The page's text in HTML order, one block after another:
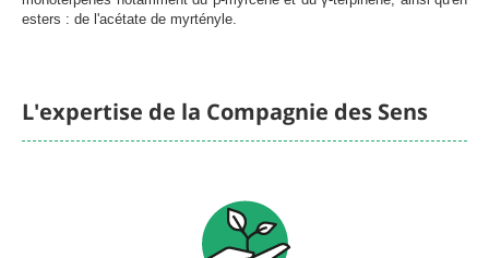
esters : de l'acétate de myrtényle.
L'expertise de la Compagnie des Sens